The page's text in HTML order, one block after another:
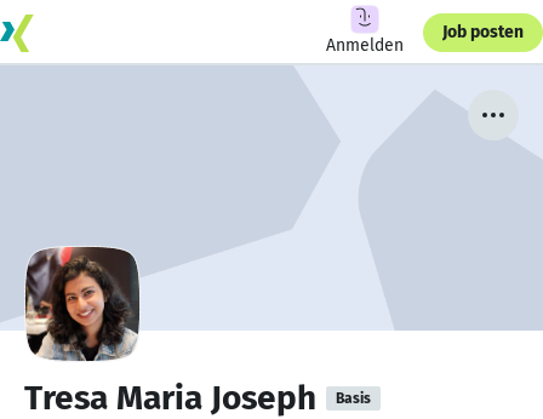
Anmelden
Job posten
Tresa Maria Joseph Basis